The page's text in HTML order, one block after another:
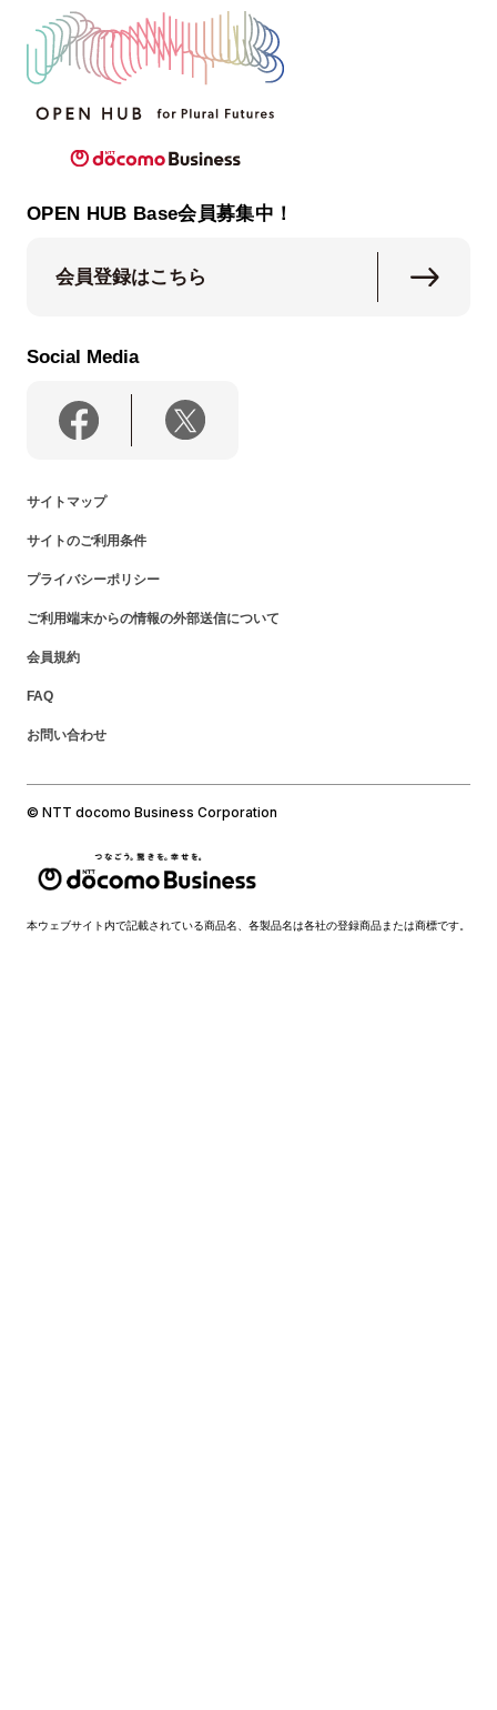
OPEN HUB Base会員募集中！
会員登録はこちら
Social Media
サイトマップ
サイトのご利用条件
プライバシーポリシー
ご利用端末からの情報の外部送信について
会員規約
FAQ
お問い合わせ
© NTT docomo Business Corporation
本ウェブサイト内で記載されている商品名、各製品名は各社の登録商品または商標です。